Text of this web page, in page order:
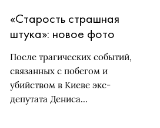
«Старость страшная
штука»: новое фото
78-летней Людмилы
Максаковой
обсуждают фолловеры
Стаса Садальского
После трагических событий,
связанных с побегом и
убийством в Киеве экс-
депутата Дениса…